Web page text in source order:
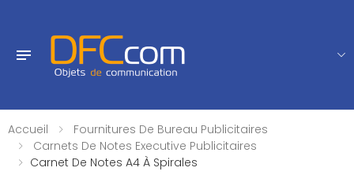
Accueil
Fournitures De Bureau Publicitaires
Carnets De Notes Executive Publicitaires
Carnet De Notes A4 À Spirales